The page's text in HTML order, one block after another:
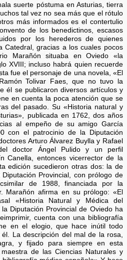
suerte póstuma en Asturias, tierra
tal vez no sea más que el rótulo
más informados es el contertulio
de los benedictinos, escasos
por los herederos de quienes
Catedral, gracias a los cuales pocos
Marañón situaba en Oviedo «la
XVIII; incluso habrá quien recuerde
fue el personaje de una novela, «El
Tolivar Faes, que no tuvo la
él se publicaron diversos artículos y
en cuenta la poca atención que se
del pasado. Su «Historia natural y
publicada en 1762, dos años
al empeño de su amigo García
con el patrocinio de la Diputación
Arturo Álvarez Buylla y Rafael
doctor Ángel Pulido y un perfil
Canella, entonces vicerrector de la
edición sucedieron otras dos: la de
Provincial, con prólogo de
de 1988, financiada por la
Marañón afirma en su prólogo: «El
«Historia Natural y Médica del
Diputación Provincial de Oviedo ha
cuenta con una bibliografía
en el elogio, que hace inútil todo
La descripción del mal de la rosa,
y fijado para siempre en esta
de las Ciencias Naturales y